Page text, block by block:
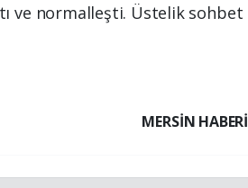
ve normalleşti. Üstelik sohbet
MERSIN HABERİ